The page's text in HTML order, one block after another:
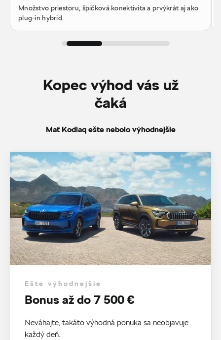
Množstvo priestoru, špičková konektivita a prvýkrát aj ako
plug-in hybrid.
Kopec výhod vás už
čaká
Mať Kodiaq ešte nebolo výhodnejšie
Ešte výhodnejšie
Bonus až do 7 500 €
Neváhajte, takáto výhodná ponuka sa neobjavuje
každý deň.